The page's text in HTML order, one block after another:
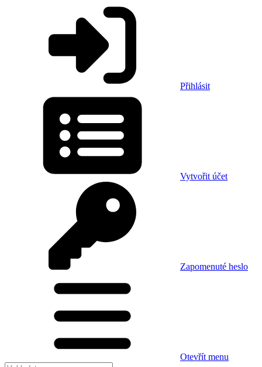
Přihlásit
Vytvořit účet
Zapomenuté heslo
Otevřít menu